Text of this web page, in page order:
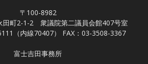
〒100-8982
田町2-1-2 衆議院第二議員会館407号室
（内線70407） FAX：03-3508-3367
富士吉田事務所